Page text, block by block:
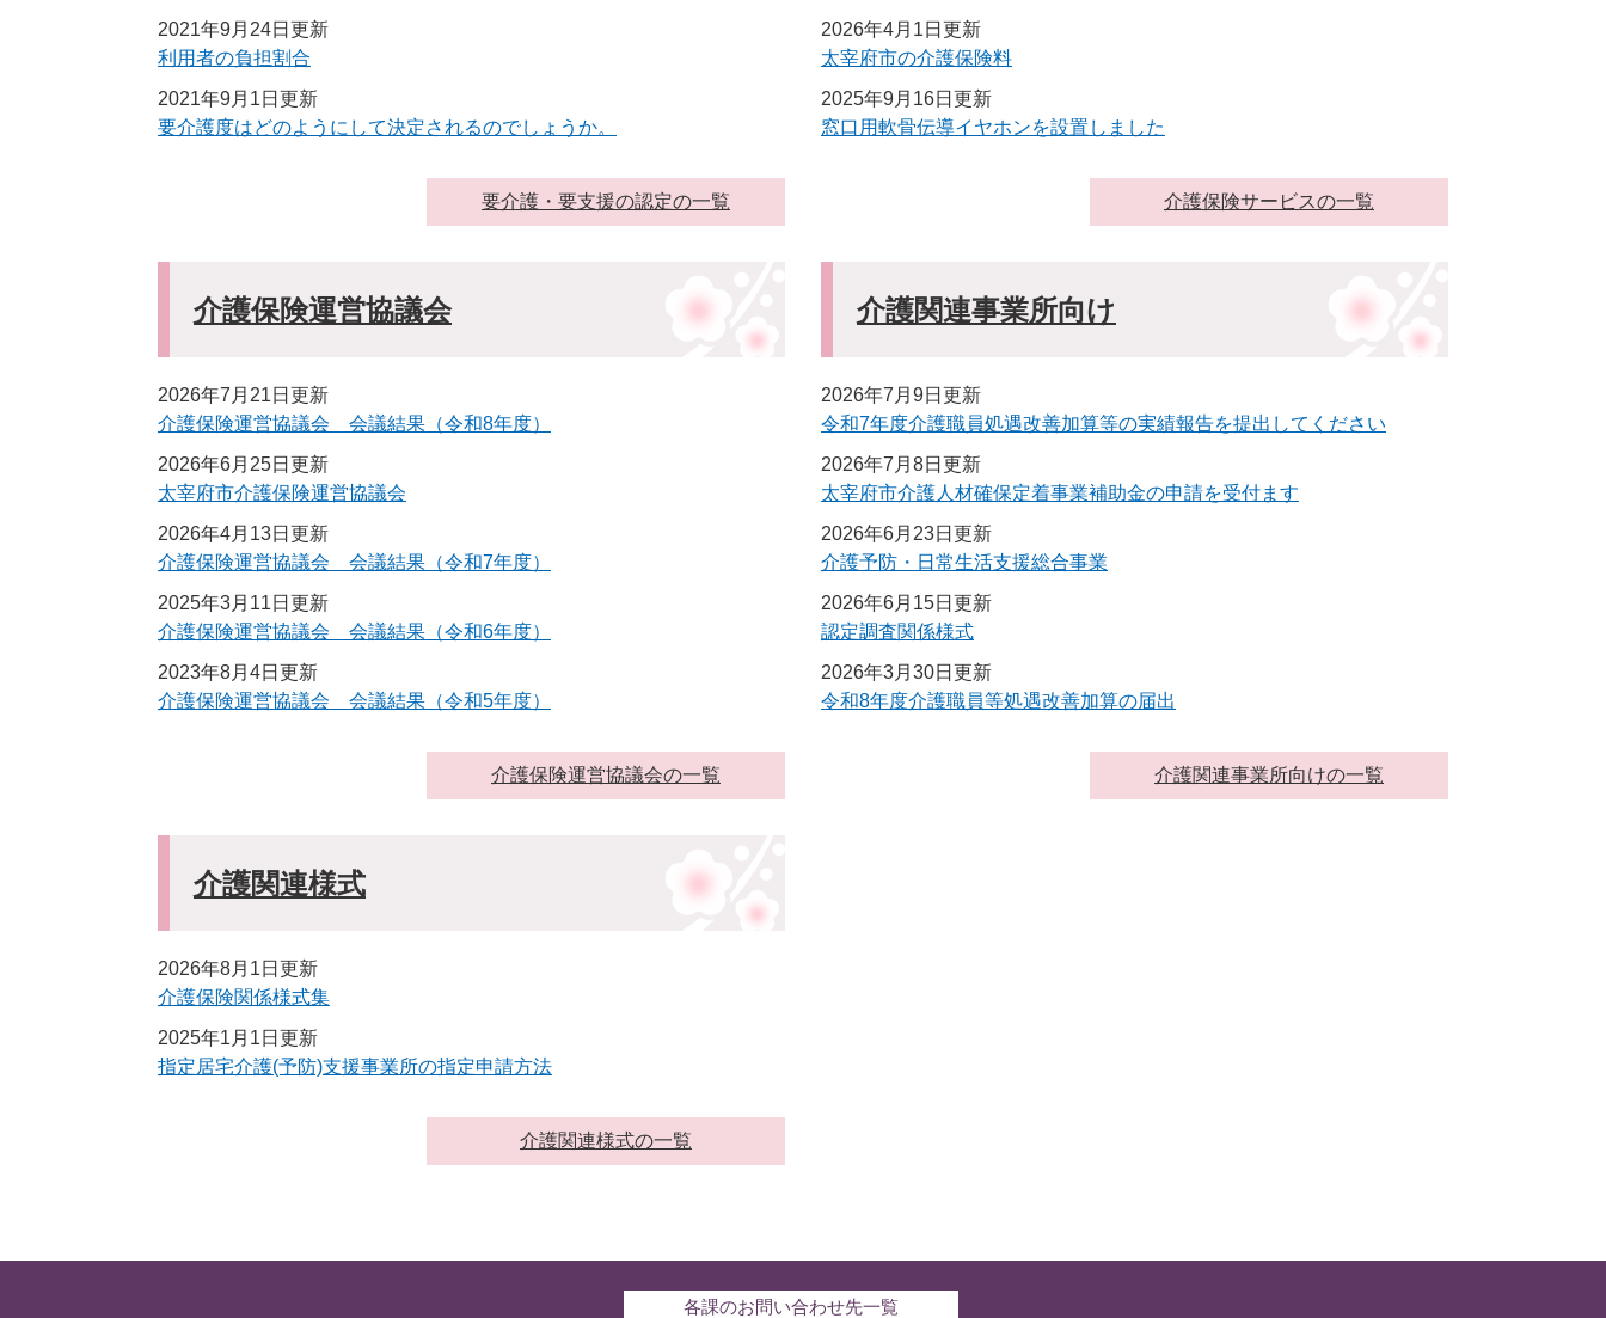
2021年9月24日更新
利用者の負担割合
2021年9月1日更新
要介護度はどのようにして決定されるのでしょうか。
要介護・要支援の認定の一覧
2026年4月1日更新
太宰府市の介護保険料
2025年9月16日更新
窓口用軟骨伝導イヤホンを設置しました
介護保険サービスの一覧
介護保険運営協議会
2026年7月21日更新
介護保険運営協議会 会議結果（令和8年度）
2026年6月25日更新
太宰府市介護保険運営協議会
2026年4月13日更新
介護保険運営協議会 会議結果（令和7年度）
2025年3月11日更新
介護保険運営協議会 会議結果（令和6年度）
2023年8月4日更新
介護保険運営協議会 会議結果（令和5年度）
介護保険運営協議会の一覧
介護関連事業所向け
2026年7月9日更新
令和7年度介護職員処遇改善加算等の実績報告を提出してください
2026年7月8日更新
太宰府市介護人材確保定着事業補助金の申請を受付ます
2026年6月23日更新
介護予防・日常生活支援総合事業
2026年6月15日更新
​認定調査関係様式
2026年3月30日更新
令和8年度介護職員等処遇改善加算の届出
介護関連事業所向けの一覧
介護関連様式
2026年8月1日更新
介護保険関係様式集
2025年1月1日更新
指定居宅介護(予防)支援事業所の指定申請方法
介護関連様式の一覧
各課のお問い合わせ先一覧